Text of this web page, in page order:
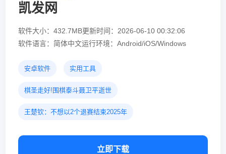
凯发网
软件大小：432.7MB更新时间：2026-06-10 00:32:06
软件语言：简体中文运行环境：Android/iOS/Windows
安卓软件 实用工具
棋圣走好!围棋泰斗聂卫平逝世
王楚钦：不想以2个退赛结束2025年
立即下载